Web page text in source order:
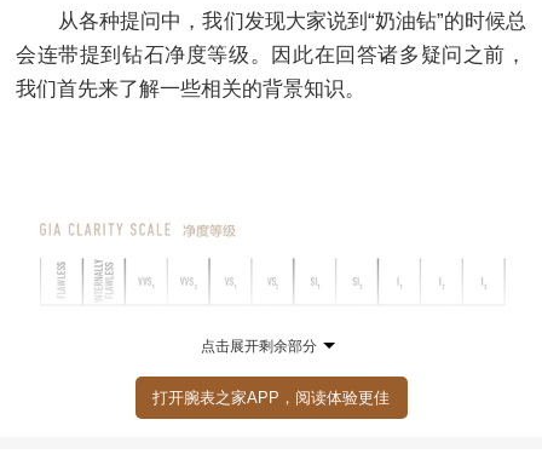
从各种提问中，我们发现大家说到“奶油钻”的时候总
会连带提到钻石净度等级。因此在回答诸多疑问之前，
我们首先来了解一些相关的背景知识。
点击展开剩余部分
打开腕表之家APP，阅读体验更佳